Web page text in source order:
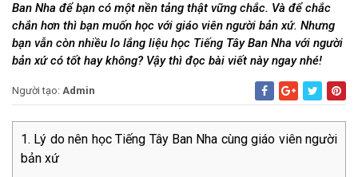
Ban Nha để bạn có một nền tảng thật vững chắc. Và để chắc
chắn hơn thì bạn muốn học với giáo viên người bản xứ. Nhưng
bạn vẫn còn nhiều lo lắng liệu học Tiếng Tây Ban Nha với người
bản xứ có tốt hay không? Vậy thì đọc bài viết này ngay nhé!
Người tạo: Admin
Lý do nên học Tiếng Tây Ban Nha cùng giáo viên người
bản xứ